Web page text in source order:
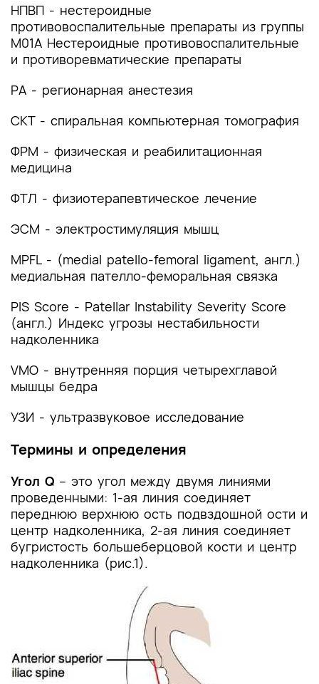
медицинские показания и противопоказания к
применению методов диагностики
2.1 Жалобы и анамнез
2.2 Физикальное обследование
2.3 Лабораторные диагностические
исследования
2.4 Инструментальные диагностические
исследования
2.5 Иные диагностические исследования
3. Лечение, включая медикаментозную и
немедикаментозную терапии, диетотерапию,
обезболивание, медицинские показания и
противопоказания к применению методов
4. Медицинская реабилитация и санаторно-
курортное лечение, медицинские показания и
медицинской реабилитации, в том числе
основанных на использовании природных
медицинские показания и противопоказания к
6. Организация оказания медицинской помощи
7. Дополнительная информация (в том числе
факторы, влияющие на исход заболевания или
состояния)
Критерии оценки качества медицинской
Список литературы
Приложение А1. Состав рабочей группы по
разработке и пересмотру клинических
НПВП - нестероидные
противовоспалительные препараты из группы
M01A Нестероидные противовоспалительные
и противоревматические препараты
РА - регионарная анестезия
СКТ - спиральная компьютерная томография
ФРМ - физическая и реабилитационная
медицина
ФТЛ - физиотерапевтическое лечение
ЭСМ - электростимуляция мышц
MPFL - (medial patello-femoral ligament, англ.)
медиальная пателло-феморальная связка
PIS Score - Patellar Instability Severity Score
(англ.) Индекс угрозы нестабильности
надколенника
VMO - внутренняя порция четырехглавой
мышцы бедра
УЗИ - ультразвуковое исследование
Термины и определения
Угол Q – это угол между двумя линиями
проведенными: 1-ая линия соединяет
переднюю верхнюю ость подвздошной ости и
центр надколенника, 2-ая линия соединяет
бугристость большеберцовой кости и центр
надколенника (рис.1).